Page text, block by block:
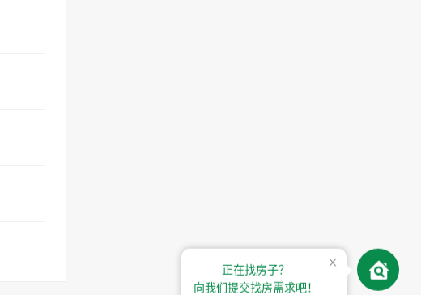
正在找房子？
向我们提交找房需求吧！